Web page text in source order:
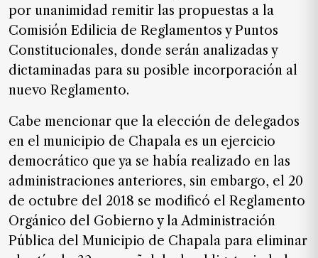
por unanimidad remitir las propuestas a la
Comisión Edilicia de Reglamentos y Puntos
Constitucionales, donde serán analizadas y
dictaminadas para su posible incorporación al
nuevo Reglamento.
Cabe mencionar que la elección de delegados
en el municipio de Chapala es un ejercicio
democrático que ya se había realizado en las
administraciones anteriores, sin embargo, el 20
de octubre del 2018 se modificó el Reglamento
Orgánico del Gobierno y la Administración
Pública del Municipio de Chapala para eliminar